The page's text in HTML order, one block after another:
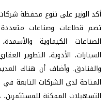
أكد الوزير على تنوع محفظة
تضم قطاعات وصناعات متعددة
الصناعات الكيماوية
السيارات، الأدوية، التطوير
والفنادق. وأضاف أن هناك
المتاحة لدى الشركات التابعة
التسهيلات الممكنة